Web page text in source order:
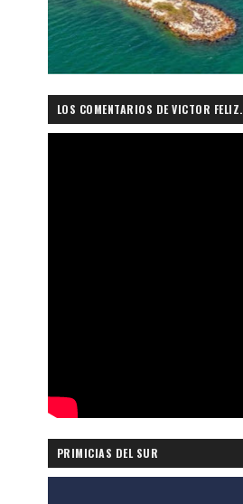
LOS COMENTARIOS DE VICTOR FELIZ.
PRIMICIAS DEL SUR